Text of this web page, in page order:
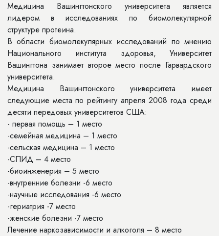
Медицина Вашингтонского университета является
лидером в исследованиях по биомолекулярной
структуре протеина.
В области биомолекулярных исследований по мнению
Национального института здоровья, Университет
Вашингтона занимает второе место после Гарвардского
университета.
Медицина Вашингтонского университета имеет
следующие места по рейтингу апреля 2008 года среди
десяти передовых университетов США:
- первая помощь – 1 место
-семейная медицина – 1 место
-сельская медицина – 1 место
-СПИД – 4 место
-биоинженерия – 5 место
-внутренние болезни -6 место
-научные исследования -6 место
-гериатрия -7 место
-женские болезни -7 место
Лечение наркозависимости и алкоголя – 8 место